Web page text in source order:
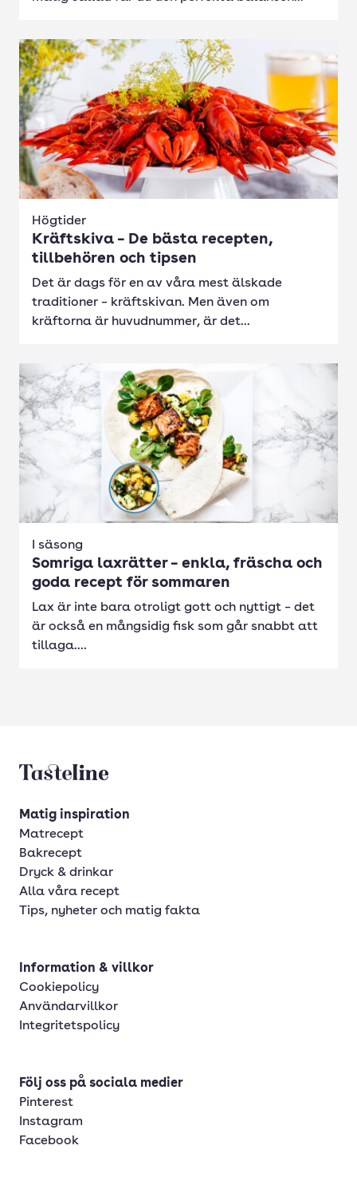
Högtider
Kräftskiva – De bästa recepten,
tillbehören och tipsen
Det är dags för en av våra mest älskade
traditioner – kräftskivan. Men även om
kräftorna är huvudnummer, är det...
I säsong
Somriga laxrätter – enkla, fräscha och
goda recept för sommaren
Lax är inte bara otroligt gott och nyttigt – det
är också en mångsidig fisk som går snabbt att
tillaga....
Tasteline startsida
Matig inspiration
Matrecept
Bakrecept
Dryck & drinkar
Alla våra recept
Tips, nyheter och matig fakta
Information & villkor
Cookiepolicy
Användarvillkor
Integritetspolicy
Följ oss på sociala medier
Pinterest
Instagram
Facebook